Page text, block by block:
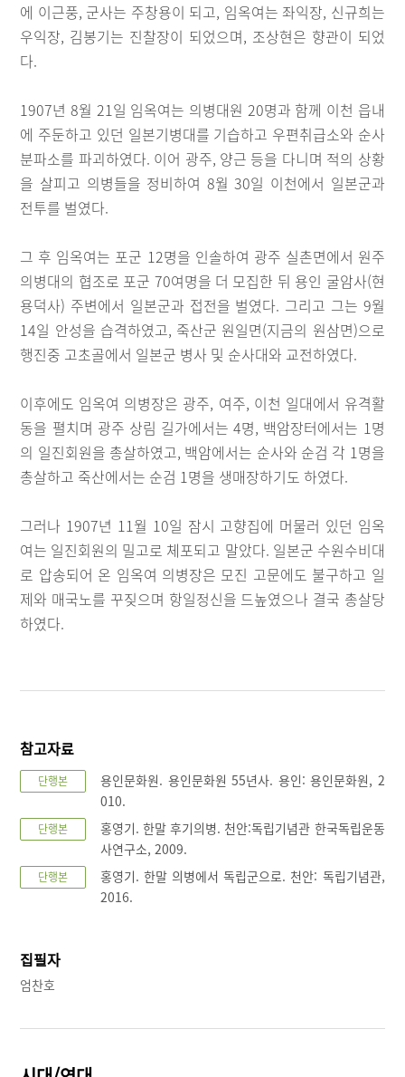
에 이근풍, 군사는 주창용이 되고, 임옥여는 좌익장, 신규희는
우익장, 김봉기는 진찰장이 되었으며, 조상현은 향관이 되었
다.
1907년 8월 21일 임옥여는 의병대원 20명과 함께 이천 읍내
에 주둔하고 있던 일본기병대를 기습하고 우편취급소와 순사
분파소를 파괴하였다. 이어 광주, 양근 등을 다니며 적의 상황
을 살피고 의병들을 정비하여 8월 30일 이천에서 일본군과
전투를 벌였다.
그 후 임옥여는 포군 12명을 인솔하여 광주 실촌면에서 원주
의병대의 협조로 포군 70여명을 더 모집한 뒤 용인 굴암사(현
용덕사) 주변에서 일본군과 접전을 벌였다. 그리고 그는 9월
14일 안성을 습격하였고, 죽산군 원일면(지금의 원삼면)으로
행진중 고초골에서 일본군 병사 및 순사대와 교전하였다.
이후에도 임옥여 의병장은 광주, 여주, 이천 일대에서 유격활
동을 펼치며 광주 상림 길가에서는 4명, 백암장터에서는 1명
의 일진회원을 총살하였고, 백암에서는 순사와 순검 각 1명을
총살하고 죽산에서는 순검 1명을 생매장하기도 하였다.
그러나 1907년 11월 10일 잠시 고향집에 머물러 있던 임옥
여는 일진회원의 밀고로 체포되고 말았다. 일본군 수원수비대
로 압송되어 온 임옥여 의병장은 모진 고문에도 불구하고 일
제와 매국노를 꾸짖으며 항일정신을 드높였으나 결국 총살당
하였다.
참고자료
단행본
용인문화원. 용인문화원 55년사. 용인: 용인문화원, 2
010.
단행본
홍영기. 한말 후기의병. 천안:독립기념관 한국독립운동
사연구소, 2009.
단행본
홍영기. 한말 의병에서 독립군으로. 천안: 독립기념관,
2016.
집필자
엄찬호